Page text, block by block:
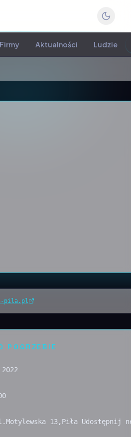
Firmy Aktualności Ludzie
pila.pl
POGRZEBIE
13,Piła